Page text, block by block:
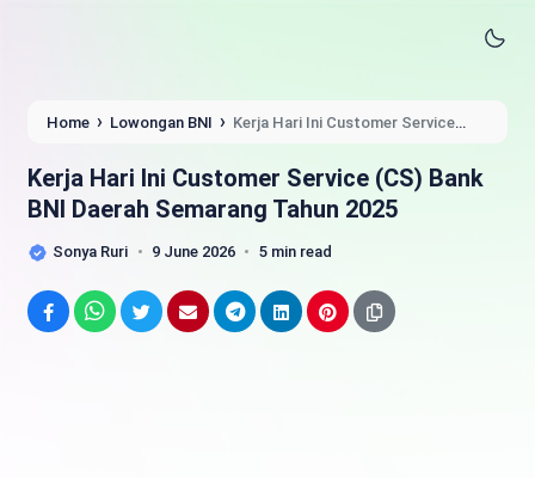
Home › Lowongan BNI › Kerja Hari Ini Customer Service
Kerja Hari Ini Customer Service (CS) Bank
BNI Daerah Semarang Tahun 2025
Sonya Ruri 9 June 2026 5 min read